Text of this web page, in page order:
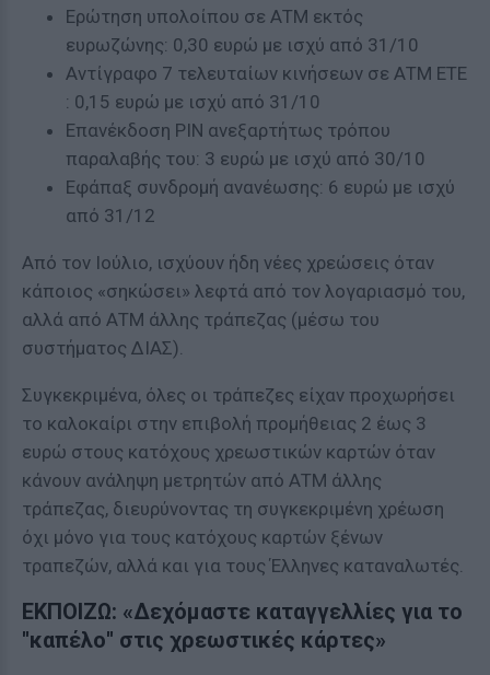
Ερώτηση υπολοίπου σε ΑΤΜ εκτός
ευρωζώνης: 0,30 ευρώ με ισχύ από 31/10
Αντίγραφο 7 τελευταίων κινήσεων σε ΑΤΜ ΕΤΕ
: 0,15 ευρώ με ισχύ από 31/10
Επανέκδοση PIN ανεξαρτήτως τρόπου
παραλαβής του: 3 ευρώ με ισχύ από 30/10
Εφάπαξ συνδρομή ανανέωσης: 6 ευρώ με ισχύ
από 31/12
Από τον Ιούλιο, ισχύουν ήδη νέες χρεώσεις όταν
κάποιος «σηκώσει» λεφτά από τον λογαριασμό του,
αλλά από ΑΤΜ άλλης τράπεζας (μέσω του
συστήματος ΔΙΑΣ).
Συγκεκριμένα, όλες οι τράπεζες είχαν προχωρήσει
το καλοκαίρι στην επιβολή προμήθειας 2 έως 3
ευρώ στους κατόχους χρεωστικών καρτών όταν
κάνουν ανάληψη μετρητών από ΑΤΜ άλλης
τράπεζας, διευρύνοντας τη συγκεκριμένη χρέωση
όχι μόνο για τους κατόχους καρτών ξένων
τραπεζών, αλλά και για τους Έλληνες καταναλωτές.
ΕΚΠΟΙΖΩ: «Δεχόμαστε καταγγελλίες για το
''καπέλο'' στις χρεωστικές κάρτες»